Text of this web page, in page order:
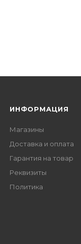
ИНФОРМАЦИЯ
Магазины
Доставка и оплата
Гарантия на товар
Реквизиты
Политика